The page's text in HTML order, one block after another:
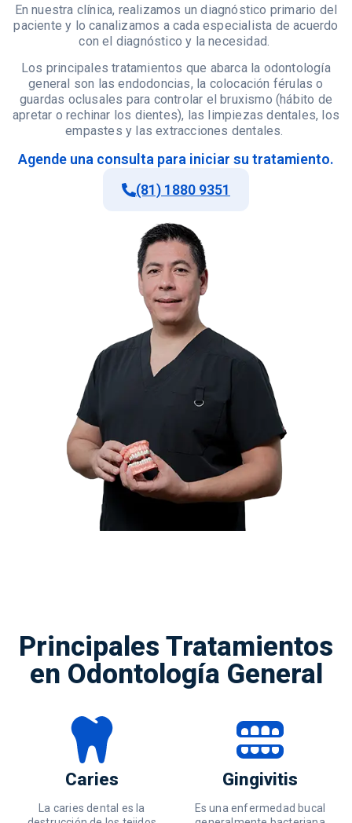
En nuestra clínica, realizamos un diagnóstico primario del
paciente y lo canalizamos a cada especialista de acuerdo
con el diagnóstico y la necesidad.
Los principales tratamientos que abarca la odontología
general son las endodoncias, la colocación férulas o
guardas oclusales para controlar el bruxismo (hábito de
apretar o rechinar los dientes), las limpiezas dentales, los
empastes y las extracciones dentales.
Agende una consulta para iniciar su tratamiento.
(81) 1880 9351
Principales Tratamientos
en Odontología General
Caries
La caries dental es la
Gingivitis
Es una enfermedad bucal